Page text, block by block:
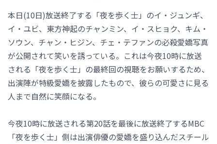
本日(10日)放送終了する「夜を歩く士」のイ・ジュンギ、
イ・ユビ、東方神起のチャンミン、イ・スヒョク、キム・
ソウン、チャン・ヒジン、チェ・テファンの必殺愛嬌写真
が公開されて笑いを誘っている。これは今夜10時に放送
される「夜を歩く士」の最終回の視聴をお願いするため、
出演陣が特級愛嬌を披露したもので、彼らの可愛さに見る
人まで自然に笑顔になる。
今夜10時に放送される第20話を最後に放送終了するMBC
「夜を歩く士」側は出演俳優の愛嬌を盛り込んだスチール